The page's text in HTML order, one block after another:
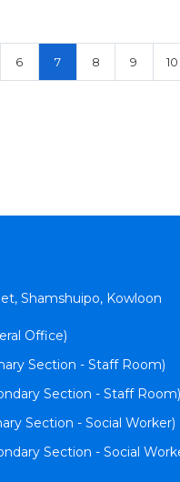
6 7 8 9 10
Shamshuipo, Kowloon
Office)
Section - Staff Room)
Section - Staff Room)
Section - Social Worker)
Section - Social